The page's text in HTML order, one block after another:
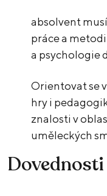
absolvent
práce a
a psychologie
Orientovat se
hry i
znalosti v
uměleckých
Dovednosti